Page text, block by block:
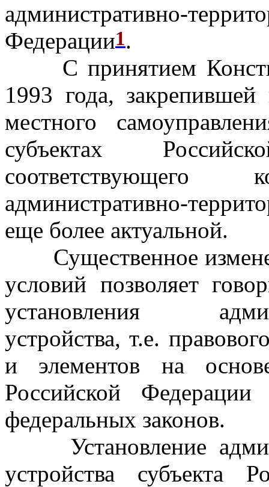
административно-
Федерации1.
С принятием
1993 года,
местного
субъектах
соответствующего
административно-
еще более актуальной.
Существенное
условий позволяет
установления
устройства, т.е.
и элементов на
Российской
федеральных законов.
Установление
устройства субъекта